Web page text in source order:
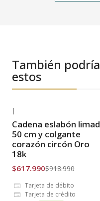
También
estos
Envío Gratis
|
Cadena eslabón
50 cm y colgante
corazón circón Oro
18k
$617.990$918.990
Tarjeta de débito
Tarjeta de crédito